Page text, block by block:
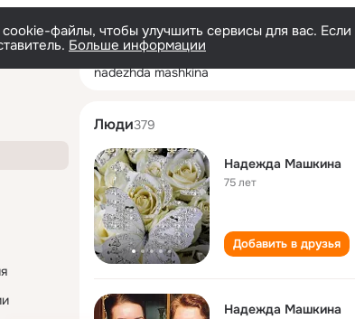
файлы, чтобы улучшить сервисы для вас.
Больше информации
nadezhda mashkina
Люди379
Надежда Машкина
75 лет
Добавить в друзья
Надежда Машкина